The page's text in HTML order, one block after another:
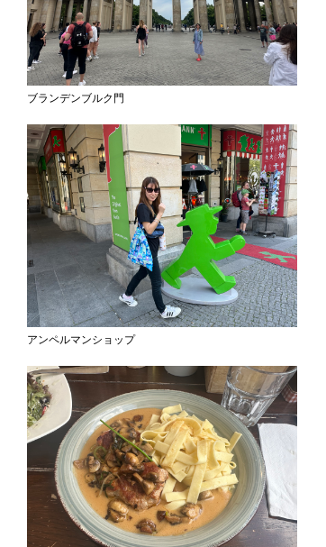
ブランデンブルク門
アンペルマンショップ